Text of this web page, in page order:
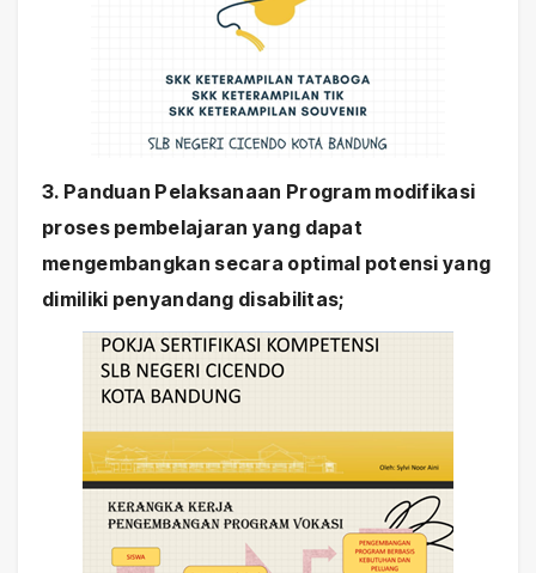
3. Panduan Pelaksanaan Program modifikasi
proses pembelajaran yang dapat
mengembangkan secara optimal potensi yang
dimiliki penyandang disabilitas;